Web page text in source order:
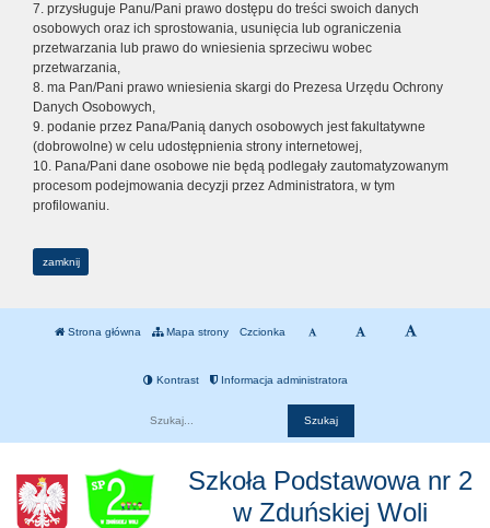
7. przysługuje Panu/Pani prawo dostępu do treści swoich danych
osobowych oraz ich sprostowania, usunięcia lub ograniczenia
przetwarzania lub prawo do wniesienia sprzeciwu wobec
przetwarzania,
8. ma Pan/Pani prawo wniesienia skargi do Prezesa Urzędu Ochrony
Danych Osobowych,
9. podanie przez Pana/Panią danych osobowych jest fakultatywne
(dobrowolne) w celu udostępnienia strony internetowej,
10. Pana/Pani dane osobowe nie będą podlegały zautomatyzowanym
procesom podejmowania decyzji przez Administratora, w tym
profilowaniu.
zamknij
Strona główna Mapa strony Czcionka
Kontrast Informacja administratora
Szkoła Podstawowa nr 2
w Zduńskiej Woli